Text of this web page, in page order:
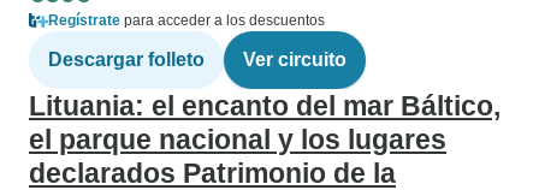
Regístrate para acceder a los descuentos
Descargar folleto Ver circuito
Lituania: el encanto del mar Báltico,
el parque nacional y los lugares
declarados Patrimonio de la